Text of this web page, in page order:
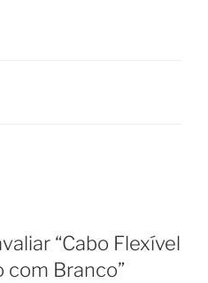
“Cabo Flexível
com Branco”